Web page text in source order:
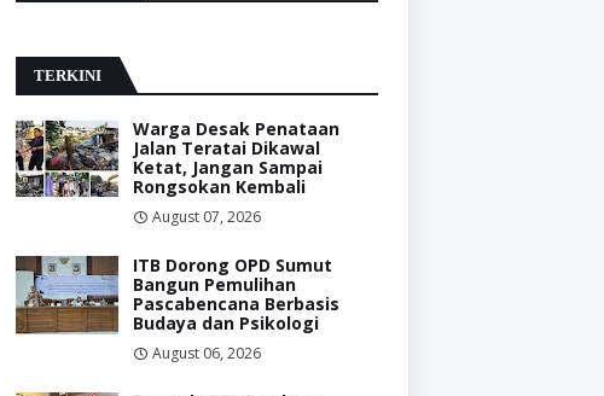
TERKINI
Warga Desak Penataan
Jalan Teratai Dikawal
Ketat, Jangan Sampai
Rongsokan Kembali
August 07, 2026
ITB Dorong OPD Sumut
Bangun Pemulihan
Pascabencana Berbasis
Budaya dan Psikologi
August 06, 2026